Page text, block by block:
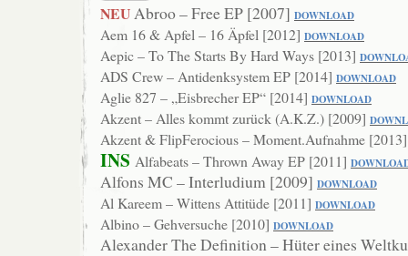
NEUAbroo – Free EP [2007] DOWNLOAD
Aem 16 & Apfel – 16 Äpfel [2012] DOWNLOAD
Aepic – To The Starts By Hard Ways [2013] DOWN
ADS Crew – Antidenksystem EP [2014] DOWNLOAD
Aglie 827 – „Eisbrecher EP“ [2014] DOWNLOAD
Akzent – Alles kommt zurück (A.K.Z.) [2009]
Akzent & FlipFerocious – Moment.Aufnahme
INS Alfabeats – Thrown Away EP [2011]
Alfons MC – Interludium [2009] DOWNLOAD
Al Kareem – Wittens Attitüde [2011] DOWNLOAD
Albino – Gehversuche [2010] DOWNLOAD
Alexander The Definition – Hüter eines